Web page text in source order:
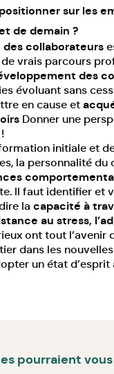
sur les
de demain ?
des collaborateurs
vrais parcours
des
évoluant sans
en cause et
Donner une
initiale et
la personnalité
Il faut identifier et
la capacité à
au stress,
ont tout l’avenir
dans les
un état d’esprit
pourraient